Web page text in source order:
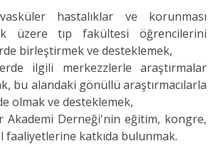
hastalıklar ve korunması
üzere tıp fakültesi öğrencilerini
birleştirmek ve desteklemek,
ilgili merkezzlerle araştırmalar
bu alandaki gönüllü araştırmacılarla
olmak ve desteklemek,
Akademi Derneği'nin eğitim, kongre,
faaliyetlerine katkıda bulunmak.